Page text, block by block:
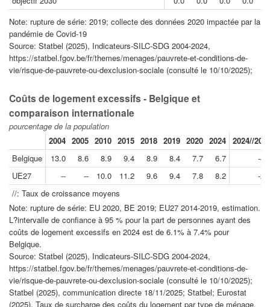
Note: rupture de série: 2019; collecte des données 2020 impactée par la
pandémie de Covid-19
Source: Statbel (2025), Indicateurs-SILC-SDG 2004-2024,
https://statbel.fgov.be/fr/themes/menages/pauvrete-et-conditions-de-
vie/risque-de-pauvrete-ou-dexclusion-sociale (consulté le 10/10/2025);
Coûts de logement excessifs - Belgique et
comparaison internationale
pourcentage de la population
2004 2005 2010 2015 2018 2019 2020 2024 2024//
Belgique
13.0 8.6 8.9 9.4 8.9 8.4 7.7 6.7
-
UE27
-- -- 10.0 11.2 9.6 9.4 7.8 8.2
-
//: Taux de croissance moyens
Note: rupture de série: EU 2020, BE 2019; EU27 2014-2019, estimation.
L?intervalle de confiance à 95 % pour la part de personnes ayant des
coûts de logement excessifs en 2024 est de 6.1% à 7.4% pour
Belgique.
Source: Statbel (2025), Indicateurs-SILC-SDG 2004-2024,
https://statbel.fgov.be/fr/themes/menages/pauvrete-et-conditions-de-
vie/risque-de-pauvrete-ou-dexclusion-sociale (consulté le 10/10/2025);
Statbel (2025), communication directe 18/11/2025; Statbel; Eurostat
(2025), Taux de surcharge des coûts du logement par type de ménage,